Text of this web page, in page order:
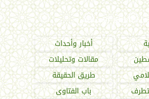
العالم الإسلامي
أخبار وأحداث
مقالات وتحليلات
طريق الحقيقة
باب الفتاوى